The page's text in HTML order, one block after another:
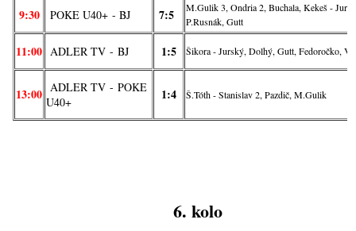
9:30 POKE U40+ - BJ 7:5
M.Gulik 3, Ondria 2, Buchala, Kekeš -
P.Rusnák, Gutt
11:00 ADLER TV - BJ 1:5 Šikora - Jurský, Dolhý, Gutt, Fedoročko,
13:00 ADLER TV - POKE
U40+
1:4 Š.Tóth - Stanislav 2, Pazdič, M.Gulik
6. kolo